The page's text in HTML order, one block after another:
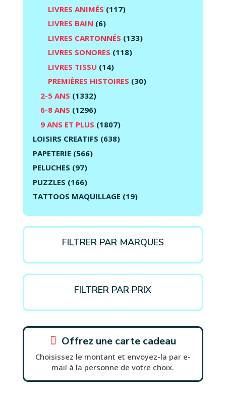
LIVRES ANIMÉS (117)
LIVRES BAIN (6)
LIVRES CARTONNÉS (133)
LIVRES SONORES (118)
LIVRES TISSU (14)
PREMIÈRES HISTOIRES (30)
2-5 ANS (1332)
6-8 ANS (1296)
9 ANS ET PLUS (1807)
LOISIRS CREATIFS (638)
PAPETERIE (566)
PELUCHES (97)
PUZZLES (166)
TATTOOS MAQUILLAGE (19)
FILTRER PAR MARQUES
FILTRER PAR PRIX
 Offrez une carte cadeau
Choisissez le montant et envoyez-la par e-
mail à la personne de votre choix.